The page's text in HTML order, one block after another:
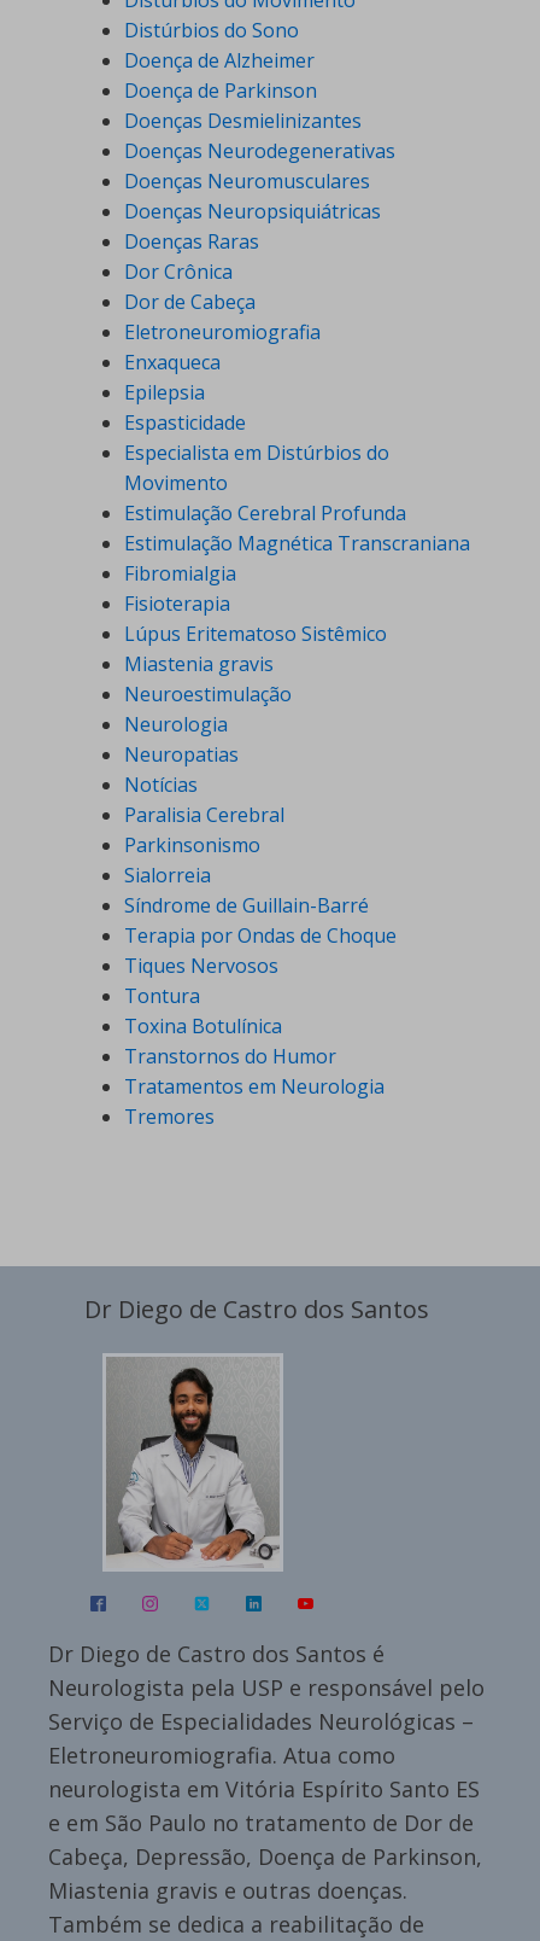
Distúrbios do Sono
Doença de Alzheimer
Doença de Parkinson
Doenças Desmielinizantes
Doenças Neurodegenerativas
Doenças Neuromusculares
Doenças Neuropsiquiátricas
Doenças Raras
Dor Crônica
Dor de Cabeça
Eletroneuromiografia
Enxaqueca
Epilepsia
Espasticidade
Especialista em Distúrbios do
Movimento
Estimulação Cerebral Profunda
Estimulação Magnética Transcraniana
Fibromialgia
Fisioterapia
Lúpus Eritematoso Sistêmico
Miastenia gravis
Neuroestimulação
Neurologia
Neuropatias
Notícias
Paralisia Cerebral
Parkinsonismo
Sialorreia
Síndrome de Guillain-Barré
Terapia por Ondas de Choque
Tiques Nervosos
Tontura
Toxina Botulínica
Transtornos do Humor
Tratamentos em Neurologia
Tremores
Dr Diego de Castro dos Santos
Dr Diego de Castro dos Santos é
Neurologista pela USP e responsável pelo
Serviço de Especialidades Neurológicas –
Eletroneuromiografia. Atua como
neurologista em Vitória Espírito Santo ES
e em São Paulo no tratamento de Dor de
Cabeça, Depressão, Doença de Parkinson,
Miastenia gravis e outras doenças.
Também se dedica a reabilitação de